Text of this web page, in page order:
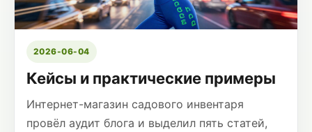
2026-06-04
Кейсы и практические примеры
Интернет-магазин садового инвентаря
провёл аудит блога и выделил пять статей,